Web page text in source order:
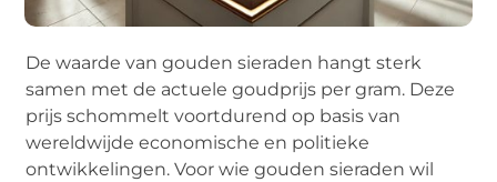
De waarde van gouden sieraden hangt sterk
samen met de actuele goudprijs per gram. Deze
prijs schommelt voortdurend op basis van
wereldwijde economische en politieke
ontwikkelingen. Voor wie gouden sieraden wil